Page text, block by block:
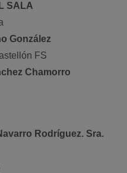
SALA
González
FS
Chamorro
Rodríguez. Sra.